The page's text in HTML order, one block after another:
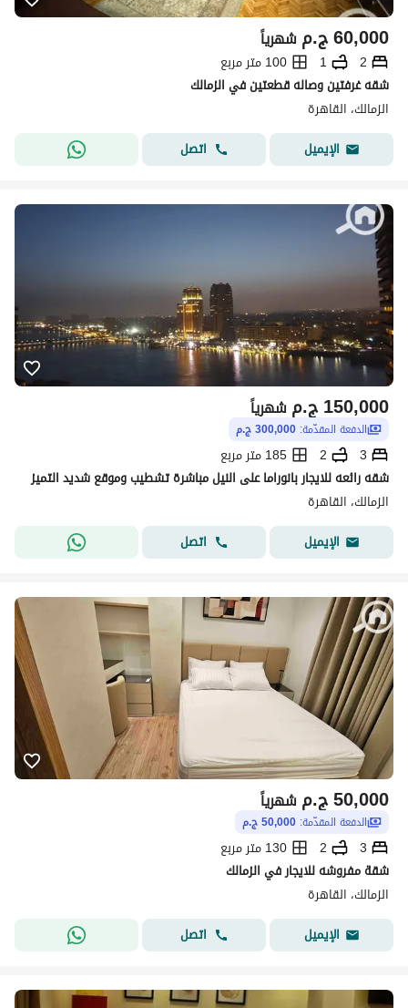
ج.م60,000 شهرياً
2
1
100 متر مربع
شقه غرفتين وصاله قطعتين في الزمالك
الزمالك، القاهرة
الإيميل
اتصل
ج.م150,000 شهرياً
الدفعة المقدّمة: 300,000 ج.م
3
2
185 متر مربع
شقه رائعه للايجار بانوراما على النيل مباشرة تشطيب وموقع شديد التميز
الزمالك، القاهرة
الإيميل
اتصل
ج.م50,000 شهرياً
الدفعة المقدّمة: 50,000 ج.م
3
2
130 متر مربع
شقة مفروشه للايجار في الزمالك
الزمالك، القاهرة
الإيميل
اتصل